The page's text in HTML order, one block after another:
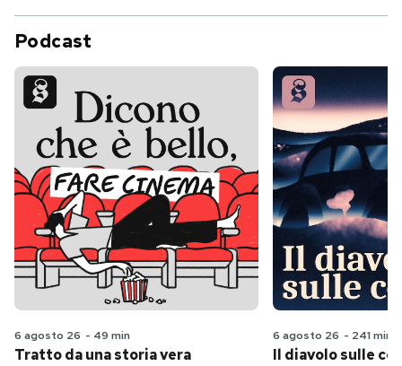
Podcast
6 agosto 26 - 49 min
Tratto da una storia vera
6 agosto 26 - 241 min
Il diavolo sulle